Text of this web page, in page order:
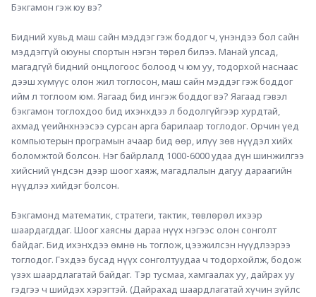
Бэкгамон гэж юу вэ?
Бидний хувьд маш сайн мэддэг гэж боддог ч, үнэндээ бол сайн
мэддэггүй оюуны спортын нэгэн төрөл билээ. Манай улсад,
магадгүй бидний онцлогоос болоод ч юм уу, тодорхой наснаас
дээш хүмүүс олон жил тоглосон, маш сайн мэддэг гэж боддог
ийм л тоглоом юм. Яагаад бид ингэж боддог вэ? Яагаад гэвэл
бэкгамон тоглохдоо бид ихэнхдээ л бодолгүйгээр хурдтай,
ахмад үеийнхнээсээ сурсан арга барилаар тоглодог. Орчин үед
компьютерын програмын ачаар бид өөр, илүү зөв нүүдэл хийх
боломжтой болсон. Нэг байрлалд 1000-6000 удаа дүн шинжилгээ
хийсний үндсэн дээр шоог хаяж, магадлалын дагуу дараагийн
нүүдлээ хийдэг болсон.
Бэкгамонд математик, стратеги, тактик, төвлөрөл ихээр
шаардагддаг. Шоог хаясны дараа нүүх нэгээс олон сонголт
байдаг. Бид ихэнхдээ өмнө нь тоглож, цээжилсэн нүүдлээрээ
тоглодог. Гэхдээ бусад нүүх сонголтуудаа ч тодорхойлж, бодож
үзэх шаардлагатай байдаг. Тэр тусмаа, хамгаалах уу, дайрах уу
гэдгээ ч шийдэх хэрэгтэй. (Дайрахад шаардлагатай хүчин зүйлс